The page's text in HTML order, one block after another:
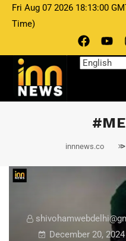
Fri Aug 07 2026 18:13:00
Time)
innnews.co >
December 20, 2024